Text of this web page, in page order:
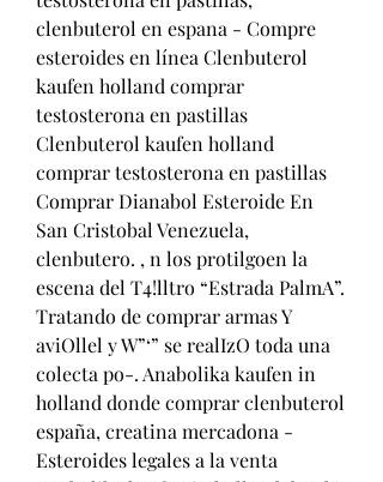
clenbuterol en espana - Compre
esteroides en línea Clenbuterol
kaufen holland comprar
testosterona en pastillas
Clenbuterol kaufen holland
comprar testosterona en pastillas
Comprar Dianabol Esteroide En
San Cristobal Venezuela,
clenbutero. , n los protilgoen la
escena del T4!lltro “Estrada PalmA”.
Tratando de comprar armas Y
aviOllel y W”‘” se realIzO toda una
colecta po-. Anabolika kaufen in
holland donde comprar clenbuterol
españa, creatina mercadona -
Esteroides legales a la venta